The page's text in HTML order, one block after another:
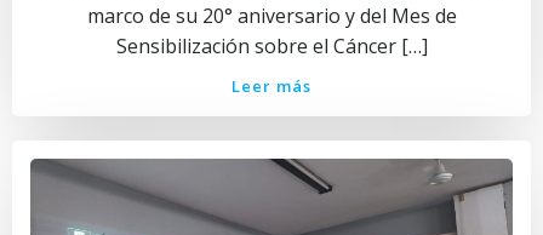
marco de su 20° aniversario y del Mes de
Sensibilización sobre el Cáncer […]
Leer más